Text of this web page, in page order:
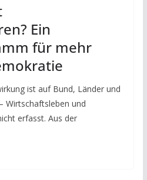
Ein
für mehr
ist auf Bund, Länder und
Wirtschaftsleben und
erfasst. Aus der